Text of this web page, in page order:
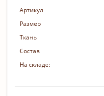
Артикул
Размер
Ткань
Состав
На складе: